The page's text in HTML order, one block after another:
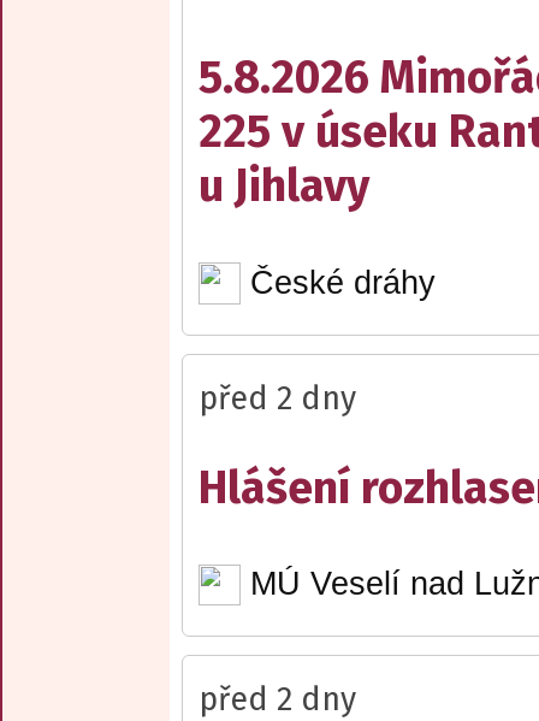
5.8.2026
225 v úseku
u Jihlavy
České dráhy
před 2 dny
Hlášení
MÚ Veselí nad
před 2 dny